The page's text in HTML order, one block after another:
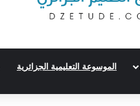
الموسوعة التعليمية الجزائرية